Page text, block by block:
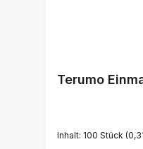
Terumo
Inhalt: 100 Stück